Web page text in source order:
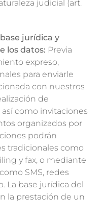
judicial (art.
jurídica y
los datos: Previa
expreso,
para enviarle
con nuestros
de
como invitaciones
organizados por
podrán
tradicionales como
y fax, o mediante
SMS, redes
La base jurídica del
la prestación de un